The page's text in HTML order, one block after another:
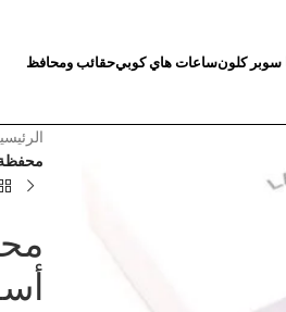
سوبر كلونساعات هاي كوبيحقائب ومحافظ